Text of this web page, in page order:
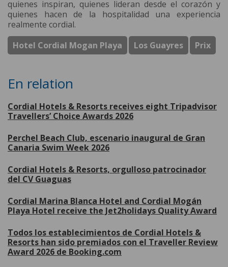
quienes inspiran, quienes lideran desde el corazón y
quienes hacen de la hospitalidad una experiencia
realmente cordial.
Hotel Cordial Mogan Playa
Los Guayres Prix
En relation
Cordial Hotels & Resorts receives eight Tripadvisor
Travellers’ Choice Awards 2026
Perchel Beach Club, escenario inaugural de Gran
Canaria Swim Week 2026
Cordial Hotels & Resorts, orgulloso patrocinador
del CV Guaguas
Cordial Marina Blanca Hotel and Cordial Mogán
Playa Hotel receive the Jet2holidays Quality Award
Todos los establecimientos de Cordial Hotels &
Resorts han sido premiados con el Traveller Review
Award 2026 de Booking.com